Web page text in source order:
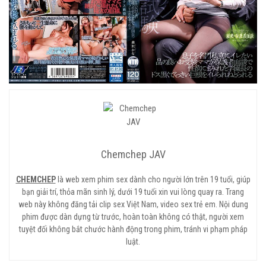
Chemchep JAV
CHEMCHEPlà web xem phim sex dành cho người lớn trên 19 tuổi, giúp
bạn giải trí, thỏa mãn sinh lý, dưới 19 tuổi xin vui lòng quay ra. Trang
web này không đăng tải clip sex Việt Nam, video sex trẻ em. Nội dung
phim được dàn dựng từ trước, hoàn toàn không có thật, người xem
tuyệt đối không bắt chước hành động trong phim, tránh vi phạm pháp
luật.